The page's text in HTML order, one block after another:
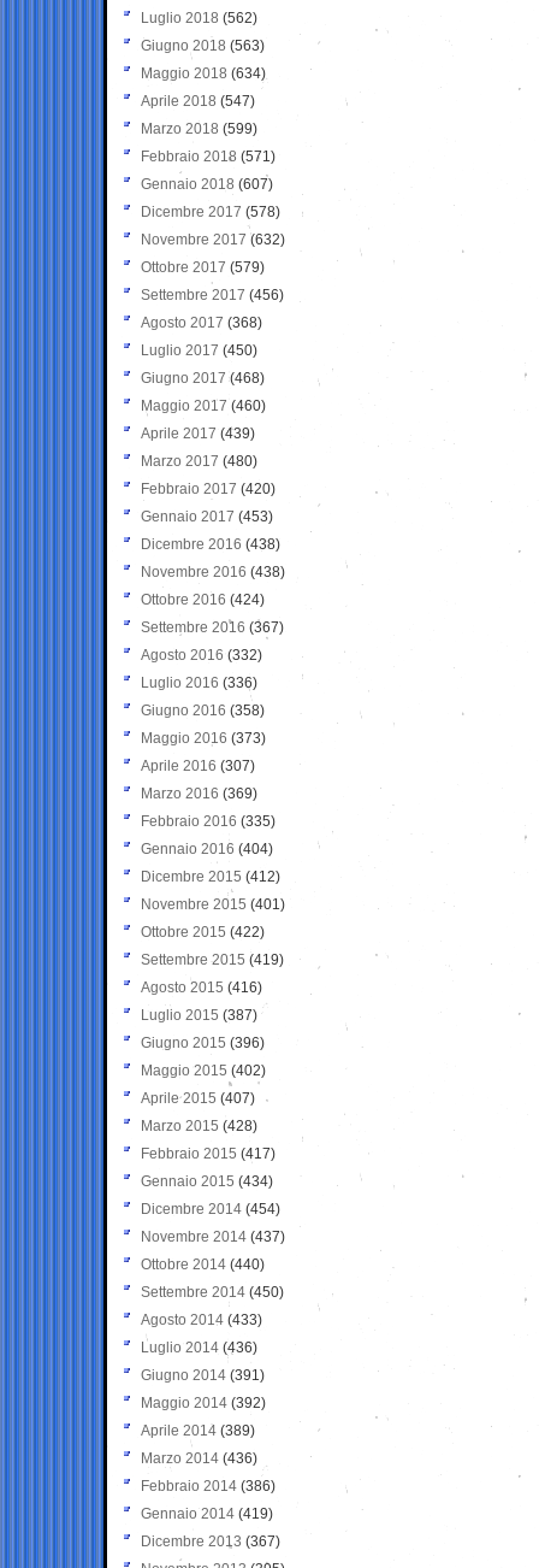
Luglio 2018 (562)
Giugno 2018 (563)
Maggio 2018 (634)
Aprile 2018 (547)
Marzo 2018 (599)
Febbraio 2018 (571)
Gennaio 2018 (607)
Dicembre 2017 (578)
Novembre 2017 (632)
Ottobre 2017 (579)
Settembre 2017 (456)
Agosto 2017 (368)
Luglio 2017 (450)
Giugno 2017 (468)
Maggio 2017 (460)
Aprile 2017 (439)
Marzo 2017 (480)
Febbraio 2017 (420)
Gennaio 2017 (453)
Dicembre 2016 (438)
Novembre 2016 (438)
Ottobre 2016 (424)
Settembre 2016 (367)
Agosto 2016 (332)
Luglio 2016 (336)
Giugno 2016 (358)
Maggio 2016 (373)
Aprile 2016 (307)
Marzo 2016 (369)
Febbraio 2016 (335)
Gennaio 2016 (404)
Dicembre 2015 (412)
Novembre 2015 (401)
Ottobre 2015 (422)
Settembre 2015 (419)
Agosto 2015 (416)
Luglio 2015 (387)
Giugno 2015 (396)
Maggio 2015 (402)
Aprile 2015 (407)
Marzo 2015 (428)
Febbraio 2015 (417)
Gennaio 2015 (434)
Dicembre 2014 (454)
Novembre 2014 (437)
Ottobre 2014 (440)
Settembre 2014 (450)
Agosto 2014 (433)
Luglio 2014 (436)
Giugno 2014 (391)
Maggio 2014 (392)
Aprile 2014 (389)
Marzo 2014 (436)
Febbraio 2014 (386)
Gennaio 2014 (419)
Dicembre 2013 (367)